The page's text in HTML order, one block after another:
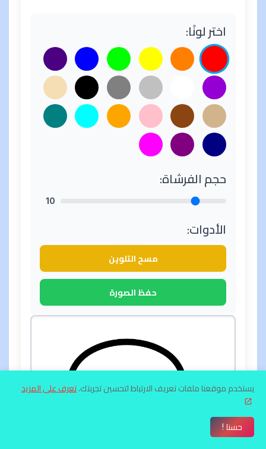
اختر لونًا:
حجم الفرشاة:
10
الأدوات:
مسح التلوين
حفظ الصورة
يستخدم موقعنا ملفات تعريف الارتباط لتحسين تجربتك.تعرف على المزيد
حسنا !